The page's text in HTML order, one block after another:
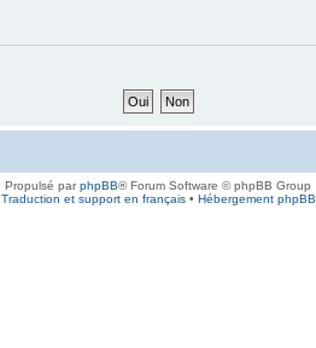
Propulsé parphpBB® Forum Software © phpBB Group
Traduction et support en français• Hébergement phpBB